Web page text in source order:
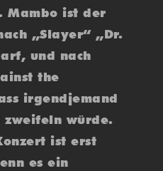
Mambo ist der
„Slayer“ „Dr.
und nach
the
irgendjemand
würde.
ist erst
es ein